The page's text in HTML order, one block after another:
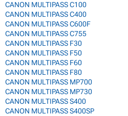
CANON MULTIPASS C100
CANON MULTIPASS C400
CANON MULTIPASS C600F
CANON MULTIPASS C755
CANON MULTIPASS F30
CANON MULTIPASS F50
CANON MULTIPASS F60
CANON MULTIPASS F80
CANON MULTIPASS MP700
CANON MULTIPASS MP730
CANON MULTIPASS S400
CANON MULTIPASS S400SP